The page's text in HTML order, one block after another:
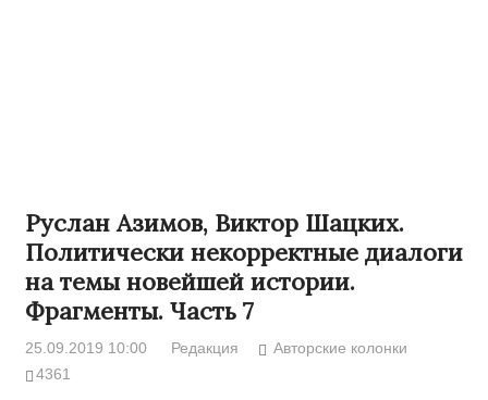
Руслан Азимов, Виктор Шацких.
Политически некорректные диалоги
на темы новейшей истории.
Фрагменты. Часть 7
25.09.2019 10:00 Редакция
Авторские колонки
4361